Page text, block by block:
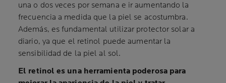
una o dos veces por semana e ir aumentando la
frecuencia a medida que la piel se acostumbra.
Además, es fundamental utilizar protector solar a
diario, ya que el retinol puede aumentar la
sensibilidad de la piel al sol.
El retinol es una herramienta poderosa para